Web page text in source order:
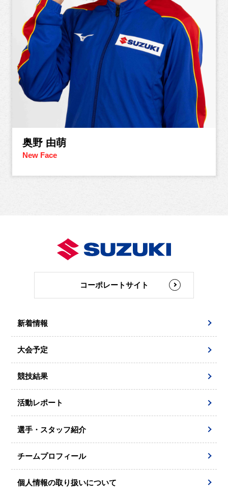
奥野 由萌
New Face
コーポレートサイト
新着情報
大会予定
競技結果
活動レポート
選手・スタッフ紹介
チームプロフィール
個人情報の取り扱いについて